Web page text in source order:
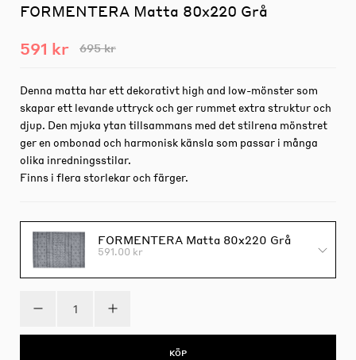
FORMENTERA Matta 80x220 Grå
591 kr 695 kr
Denna matta har ett dekorativt high and low-mönster som
skapar ett levande uttryck och ger rummet extra struktur och
djup. Den mjuka ytan tillsammans med det stilrena mönstret
ger en ombonad och harmonisk känsla som passar i många
olika inredningsstilar.
Finns i flera storlekar och färger.
FORMENTERA Matta 80x220 Grå
591.00 kr
KÖP